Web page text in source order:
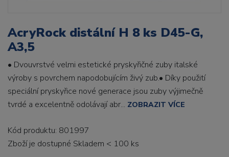
AcryRock distální H 8 ks D45-G,
A3,5
• Dvouvrstvé velmi estetické pryskyřičné zuby italské
výroby s povrchem napodobujícím živý zub.• Díky použití
speciální pryskyřice nové generace jsou zuby výjimečně
tvrdé a excelentně odolávají abr... ZOBRAZIT VÍCE
Kód produktu: 801997
Zboží je dostupné Skladem < 100 ks